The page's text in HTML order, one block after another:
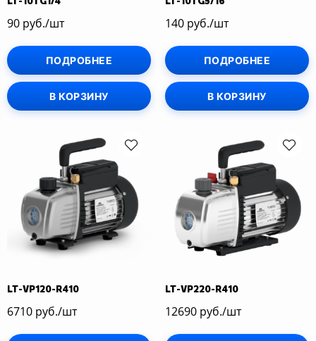
90 руб./шт
ПОДРОБНЕЕ
В КОРЗИНУ
140 руб./шт
ПОДРОБНЕЕ
В КОРЗИНУ
LT-VP120-R410
6710 руб./шт
LT-VP220-R410
12690 руб./шт